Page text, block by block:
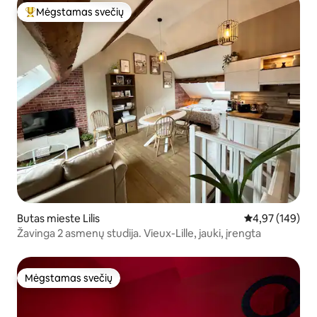
Svečių mėgstamiausias
Mėgstamas svečių
Butas mieste Lilis Vidutinis
4,97 (149)
Žavinga 2 asmenų studija. Vieux-Lille, jauki, įrengta
Mėgstamas svečių
Mėgstamas svečių